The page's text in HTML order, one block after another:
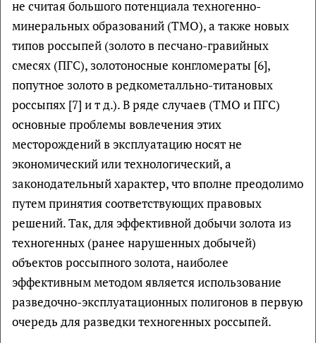
не считая большого потенциала техногенно-
минеральных образований (ТМО), а также новых
типов россыпей (золото в песчано-гравийных
смесях (ПГС), золотоносные конгломераты [6],
попутное золото в редкометалльно-титановых
россыпях [7] и т д.). В ряде случаев (ТМО и ПГС)
основные проблемы вовлечения этих
месторождений в эксплуатацию носят не
экономический или технологический, а
законодательный характер, что вполне преодолимо
путем принятия соответствующих правовых
решений. Так, для эффективной добычи золота из
техногенных (ранее нарушенных добычей)
объектов россыпного золота, наиболее
эффективным методом является использование
разведочно-эксплуатационных полигонов в первую
очередь для разведки техногенных россыпей.